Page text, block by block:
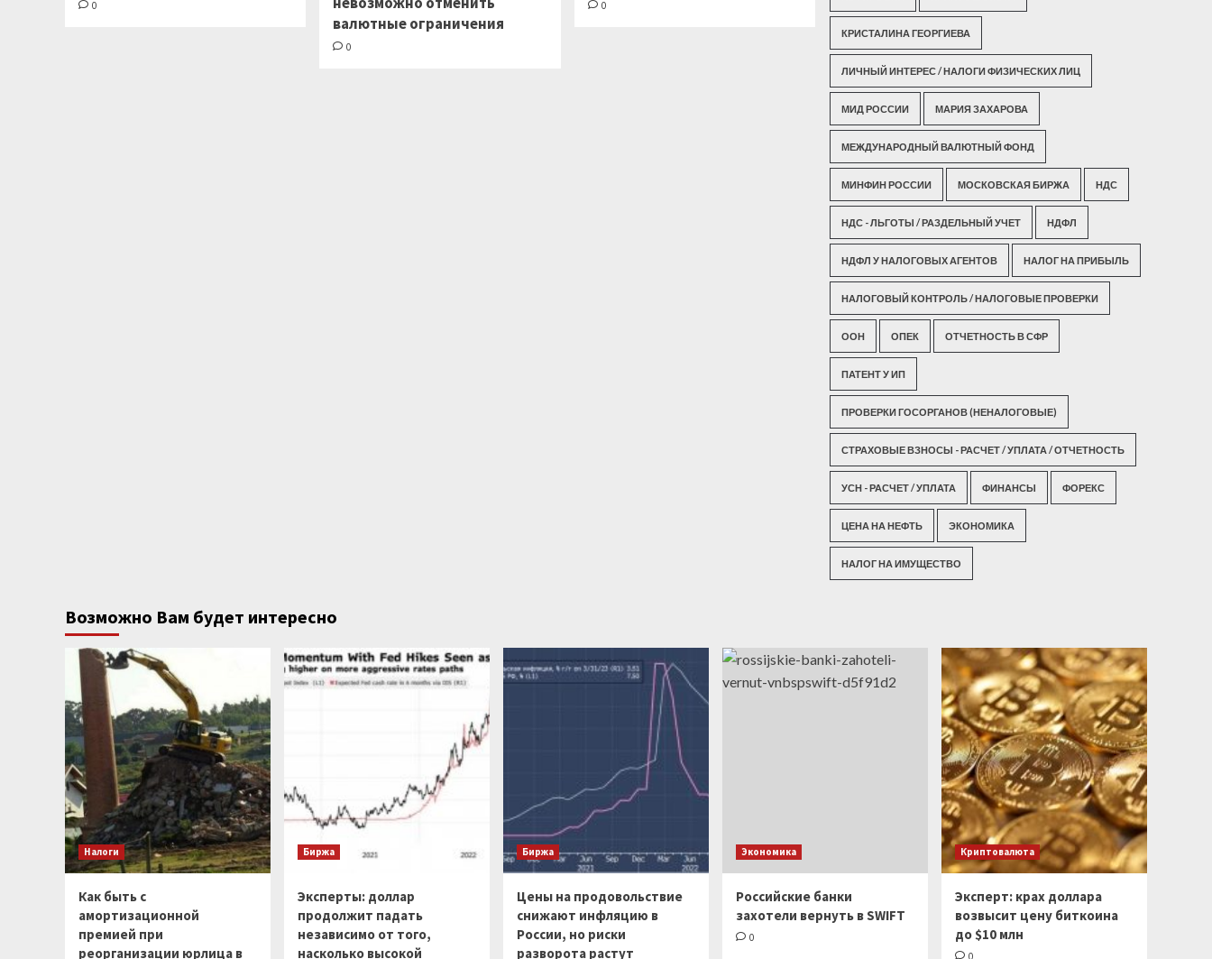
0
валютные ограничения
0
0
КРИСТАЛИНА ГЕОРГИЕВА
ЛИЧНЫЙ ИНТЕРЕС / НАЛОГИ ФИЗИЧЕСКИХ ЛИЦ
МИД РОССИИ МАРИЯ ЗАХАРОВА
МЕЖДУНАРОДНЫЙ ВАЛЮТНЫЙ ФОНД
МИНФИН РОССИИ МОСКОВСКАЯ БИРЖА НДС
НДС - ЛЬГОТЫ / РАЗДЕЛЬНЫЙ УЧЕТ НДФЛ
НДФЛ У НАЛОГОВЫХ АГЕНТОВ НАЛОГ НА ПРИБЫЛЬ
НАЛОГОВЫЙ КОНТРОЛЬ / НАЛОГОВЫЕ ПРОВЕРКИ
ООН ОПЕК ОТЧЕТНОСТЬ В СФР
ПАТЕНТ У ИП
ПРОВЕРКИ ГОСОРГАНОВ (НЕНАЛОГОВЫЕ)
СТРАХОВЫЕ ВЗНОСЫ - РАСЧЕТ / УПЛАТА / ОТЧЕТНОСТЬ
УСН - РАСЧЕТ / УПЛАТА ФИНАНСЫ ФОРЕКС
ЦЕНА НА НЕФТЬ ЭКОНОМИКА
НАЛОГ НА ИМУЩЕСТВО
Возможно Вам будет интересно
Налоги
Как быть с
амортизационной
премией при
реорганизации юрлица в
Биржа
Эксперты: доллар
продолжит падать
независимо от того,
насколько высокой
Биржа
Цены на продовольствие
снижают инфляцию в
России, но риски
разворота растут
Экономика
Российские банки
захотели вернуть в SWIFT
0
Криптовалюта
Эксперт: крах доллара
возвысит цену биткоина
до $10 млн
0